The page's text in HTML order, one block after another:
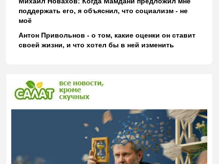
поддержать его, я объяснил, что социализм - не
моё
Антон Привольнов - о том, какие оценки он ставит
своей жизни, и что хотел бы в ней изменить